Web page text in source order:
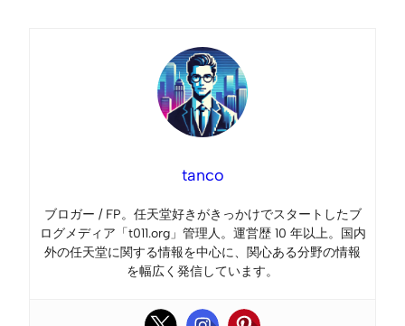
tanco
ブロガー / FP。任天堂好きがきっかけでスタートしたブ
ログメディア「t011.org」管理人。運営歴 10 年以上。国内
外の任天堂に関する情報を中心に、関心ある分野の情報
を幅広く発信しています。